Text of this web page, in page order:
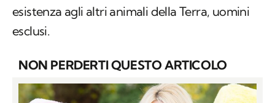
esistenza agli altri animali della Terra, uomini
esclusi.
NON PERDERTI QUESTO ARTICOLO